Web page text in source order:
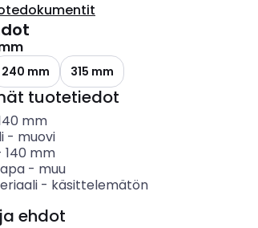
240 mm 315 mm
tuotetiedot
mm
- muovi
140 mm
- muu
- käsittelemätön
ehdot